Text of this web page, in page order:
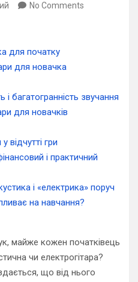
No Comments
для початку
для новачка
і багатогранність звучання
для новачків
відчутті гри
і практичний
і «електрика» поруч
на навчання?
майже кожен початківець
чи електрогітара?
що від нього